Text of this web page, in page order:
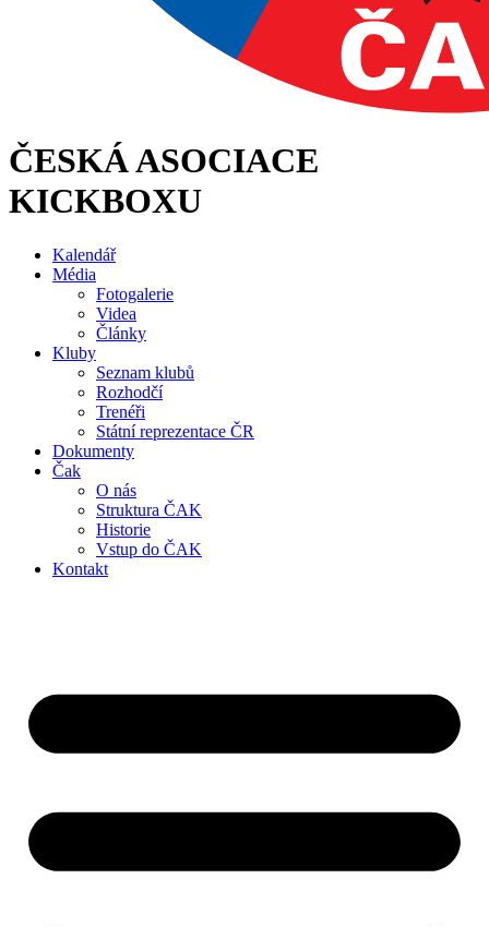
ČESKÁ ASOCIACE
KICKBOXU
Kalendář
Média
Fotogalerie
Videa
Články
Kluby
Seznam klubů
Rozhodčí
Trenéři
Státní reprezentace ČR
Dokumenty
Čak
O nás
Struktura ČAK
Historie
Vstup do ČAK
Kontakt